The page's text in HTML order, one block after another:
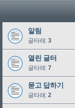
알림
글타래: 3
열린 글터
글타래: 7
묻고 답하기
글타래: 2